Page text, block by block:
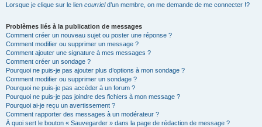
Lorsque je clique sur le lien courrield’un membre, on me demande de me connecter !?
Problèmes liés à la publication de messages
Comment créer un nouveau sujet ou poster une réponse ?
Comment modifier ou supprimer un message ?
Comment ajouter une signature à mes messages ?
Comment créer un sondage ?
Pourquoi ne puis-je pas ajouter plus d’options à mon sondage ?
Comment modifier ou supprimer un sondage ?
Pourquoi ne puis-je pas accéder à un forum ?
Pourquoi ne puis-je pas joindre des fichiers à mon message ?
Pourquoi ai-je reçu un avertissement ?
Comment rapporter des messages à un modérateur ?
À quoi sert le bouton « Sauvegarder » dans la page de rédaction de message ?